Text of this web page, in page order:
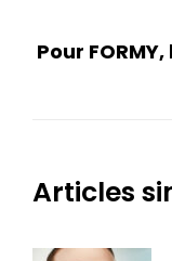
Pour
Articles